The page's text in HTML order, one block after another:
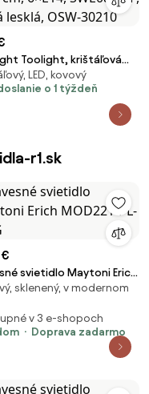
Toolight, krištáľová
lampa Ø60 cm, 6×E14,
CP, zlatá lesklá, OSW-
LED, kovový
o 1 týždeň
r1.sk
svietidlo Maytoni Erich
PL-08-G
sklenený, v modernom
v 3 e-shopoch
Doprava zadarmo